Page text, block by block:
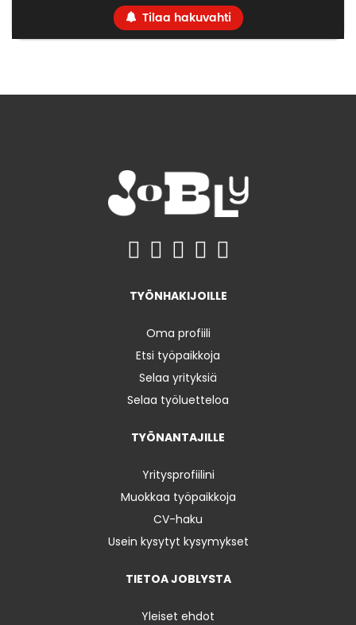
Tilaa hakuvahti
TYÖNHAKIJOILLE
Oma profiili
Etsi työpaikkoja
Selaa yrityksiä
Selaa työluetteloa
TYÖNANTAJILLE
Yritysprofiilini
Muokkaa työpaikkoja
CV-haku
Usein kysytyt kysymykset
TIETOA JOBLYSTA
Yleiset ehdot